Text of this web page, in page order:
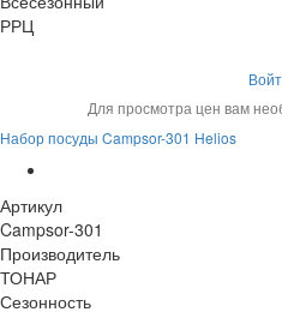
РРЦ
Для просмотра цен вам
Набор посуды Campsor-301 Helios
Артикул
Campsor-301
Производитель
ТОНАР
Сезонность